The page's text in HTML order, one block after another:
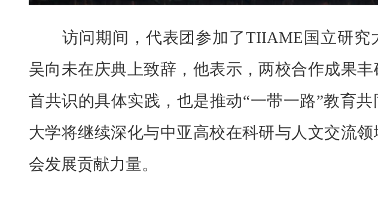
访问期间，代表团参加了TIIAME国立研究
吴向未在庆典上致辞，他表示，两校合作成果
首共识的具体实践，也是推动“一带一路”教育
大学将继续深化与中亚高校在科研与人文交流
会发展贡献力量。